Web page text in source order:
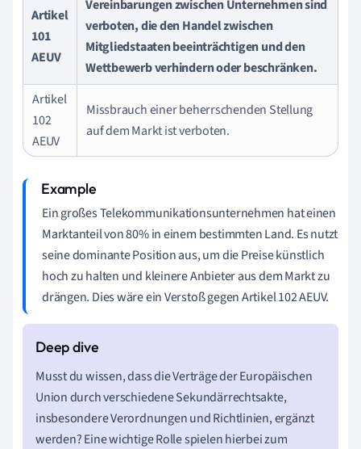
Artikel
101
AEUV
Vereinbarungen zwischen Unternehmen sind
verboten, die den Handel zwischen
Mitgliedstaaten beeinträchtigen und den
Wettbewerb verhindern oder beschränken.
Artikel
102
AEUV
Missbrauch einer beherrschenden Stellung
auf dem Markt ist verboten.
Ein großes Telekommunikationsunternehmen hat einen
Marktanteil von 80% in einem bestimmten Land. Es nutzt
seine dominante Position aus, um die Preise künstlich
hoch zu halten und kleinere Anbieter aus dem Markt zu
drängen. Dies wäre ein Verstoß gegen Artikel 102 AEUV.
Musst du wissen, dass die Verträge der Europäischen
Union durch verschiedene Sekundärrechtsakte,
insbesondere Verordnungen und Richtlinien, ergänzt
werden? Eine wichtige Rolle spielen hierbei zum